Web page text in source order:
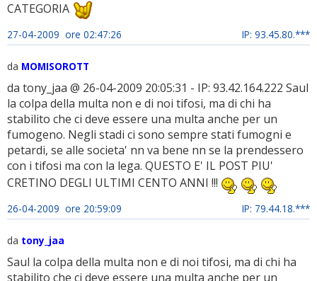
CATEGORIA
27-04-2009 ore 02:47:26 IP: 93.45.80.***
da MOMISOROTT
da tony_jaa @ 26-04-2009 20:05:31 - IP: 93.42.164.222 Saul
la colpa della multa non e di noi tifosi, ma di chi ha
stabilito che ci deve essere una multa anche per un
fumogeno. Negli stadi ci sono sempre stati fumogni e
petardi, se alle societa' nn va bene nn se la prendessero
con i tifosi ma con la lega. QUESTO E' IL POST PIU'
CRETINO DEGLI ULTIMI CENTO ANNI !!!
26-04-2009 ore 20:59:09 IP: 79.44.18.***
da tony_jaa
Saul la colpa della multa non e di noi tifosi, ma di chi ha
stabilito che ci deve essere una multa anche per un